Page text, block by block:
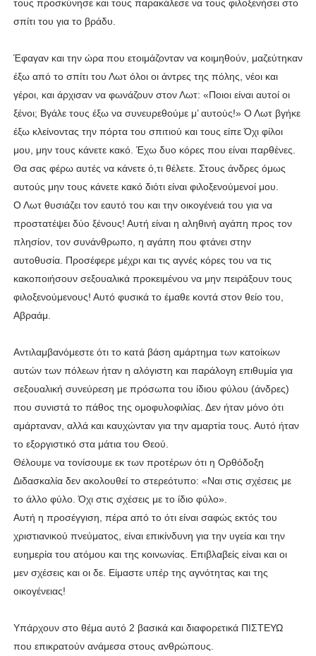
τους προσκύνησε και τους παρακάλεσε να τους φιλοξενήσει στο
σπίτι του για το βράδυ.
Έφαγαν και την ώρα που ετοιμάζονταν να κοιμηθούν, μαζεύτηκαν
έξω από το σπίτι του Λωτ όλοι οι άντρες της πόλης, νέοι και
γέροι, και άρχισαν να φωνάζουν στον Λωτ: «Ποιοι είναι αυτοί οι
ξένοι; Βγάλε τους έξω να συνευρεθούμε μ’ αυτούς!» Ο Λωτ βγήκε
έξω κλείνοντας την πόρτα του σπιτιού και τους είπε Όχι φίλοι
μου, μην τους κάνετε κακό. Έχω δυο κόρες που είναι παρθένες.
Θα σας φέρω αυτές να κάνετε ό,τι θέλετε. Στους άνδρες όμως
αυτούς μην τους κάνετε κακό διότι είναι φιλοξενούμενοί μου.
Ο Λωτ θυσιάζει τον εαυτό του και την οικογένειά του για να
προστατέψει δύο ξένους! Αυτή είναι η αληθινή αγάπη προς τον
πλησίον, τον συνάνθρωπο, η αγάπη που φτάνει στην
αυτοθυσία. Προσέφερε μέχρι και τις αγνές κόρες του να τις
κακοποιήσουν σεξουαλικά προκειμένου να μην πειράξουν τους
φιλοξενούμενους! Αυτό φυσικά το έμαθε κοντά στον θείο του,
Αβραάμ.
Αντιλαμβανόμεστε ότι το κατά βάση αμάρτημα των κατοίκων
αυτών των πόλεων ήταν η αλόγιστη και παράλογη επιθυμία για
σεξουαλική συνεύρεση με πρόσωπα του ίδιου φύλου (άνδρες)
που συνιστά το πάθος της ομοφυλοφιλίας. Δεν ήταν μόνο ότι
αμάρταναν, αλλά και καυχώνταν για την αμαρτία τους. Αυτό ήταν
το εξοργιστικό στα μάτια του Θεού.
Θέλουμε να τονίσουμε εκ των προτέρων ότι η Ορθόδοξη
Διδασκαλία δεν ακολουθεί το στερεότυπο: «Ναι στις σχέσεις με
το άλλο φύλο. Όχι στις σχέσεις με το ίδιο φύλο».
Αυτή η προσέγγιση, πέρα από το ότι είναι σαφώς εκτός του
χριστιανικού πνεύματος, είναι επικίνδυνη για την υγεία και την
ευημερία του ατόμου και της κοινωνίας. Επιβλαβείς είναι και οι
μεν σχέσεις και οι δε. Είμαστε υπέρ της αγνότητας και της
οικογένειας!
Υπάρχουν στο θέμα αυτό 2 βασικά και διαφορετικά ΠΙΣΤΕΥΩ
που επικρατούν ανάμεσα στους ανθρώπους.